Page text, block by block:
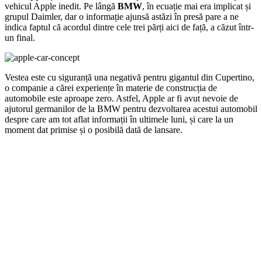
vehicul Apple inedit. Pe lângă BMW, în ecuație mai era implicat și
grupul Daimler, dar o informație ajunsă astăzi în presă pare a ne
indica faptul că acordul dintre cele trei părți aici de față, a căzut într-
un final.
Vestea este cu siguranță una negativă pentru gigantul din Cupertino,
o companie a cărei experiențe în materie de construcția de
automobile este aproape zero. Astfel, Apple ar fi avut nevoie de
ajutorul germanilor de la BMW pentru dezvoltarea acestui automobil
despre care am tot aflat informații în ultimele luni, și care la un
moment dat primise și o posibilă dată de lansare.